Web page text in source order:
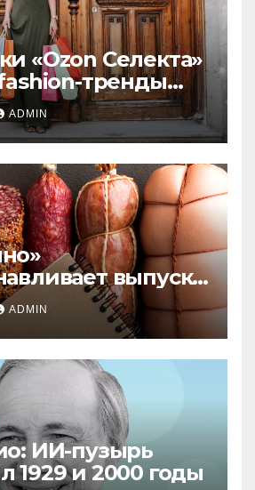
«Ozon Селекта»
тренды
ADMIN
выпуск
ADMIN
ИИ-пузырь
1929 и 2000 годы